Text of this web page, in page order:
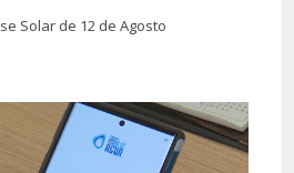
Solar de 12 de Agosto